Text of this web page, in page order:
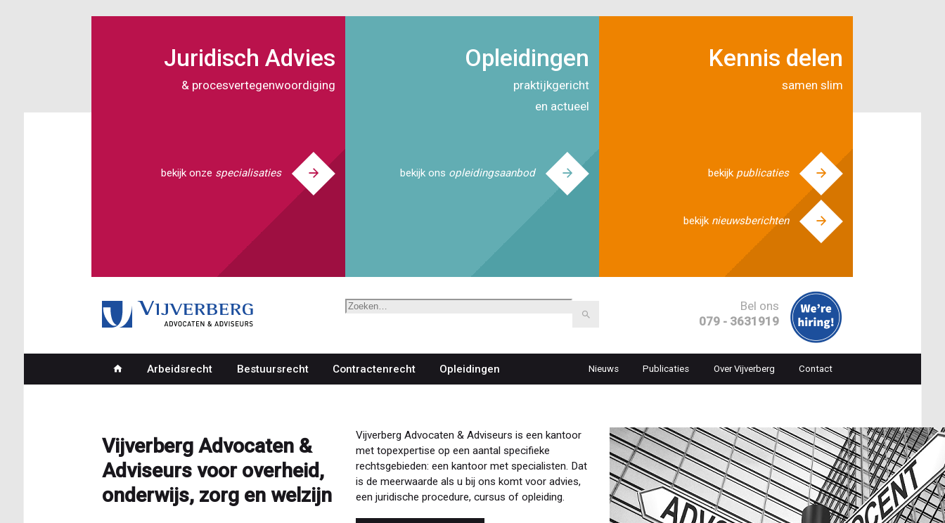
Juridisch Advies
& procesvertegenwoordiging
bekijk onze specialisaties
Opleidingen
praktijkgericht
en actueel
bekijk ons opleidingsaanbod
Kennis delen
samen slim
bekijk publicaties
bekijk nieuwsberichten
Zoeken
Bel ons
079 - 3631919
Hoofdnavigatie
Arbeidsrecht Bestuursrecht Contractenrecht Opleidingen
Top
navigation
Nieuws Publicaties Over Vijverberg Contact
Vijverberg Advocaten &
Adviseurs voor overheid,
onderwijs, zorg en welzijn
Vijverberg Advocaten & Adviseurs is een kantoor
met topexpertise op een aantal specifieke
rechtsgebieden: een kantoor met specialisten. Dat
is de meerwaarde als u bij ons komt voor advies,
een juridische procedure, cursus of opleiding.